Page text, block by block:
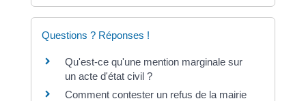
Questions ? Réponses !
Qu'est-ce qu'une mention marginale sur
un acte d'état civil ?
Comment contester un refus de la mairie